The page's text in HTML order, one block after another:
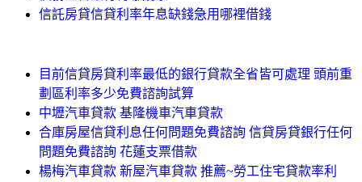
信託房貸信貸利率年息缺錢急用哪裡借錢
目前信貸房貸利率最低的銀行貸款全省皆可處理 頭前重
劃區利率多少免費諮詢試算
中壢汽車貸款 基隆機車汽車貸款
合庫房屋信貸利息任何問題免費諮詢 信貸房貸銀行任何
問題免費諮詢 花蓮支票借款
楊梅汽車貸款 新屋汽車貸款 推薦~勞工住宅貸款率利